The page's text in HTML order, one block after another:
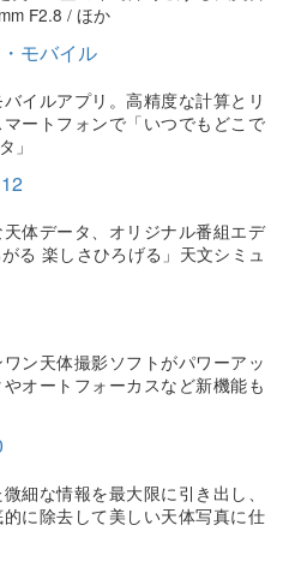
F2.8 / ほか
モバイル
イルアプリ。高精度な計算とリ
ートフォンで「いつでもどこで
」
体データ、オリジナル番組エデ
る 楽しさひろげる」天文シミュ
ン天体撮影ソフトがパワーアッ
オートフォーカスなど新機能も
細な情報を最大限に引き出し、
に除去して美しい天体写真に仕